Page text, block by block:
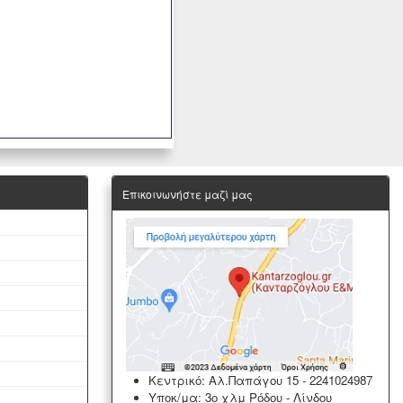
Επικοινωνήστε μαζί μας
Κεντρικό: Αλ.Παπάγου 15 -2241024987
Υποκ/μα: 3ο χλμ Ρόδου - Λίνδου